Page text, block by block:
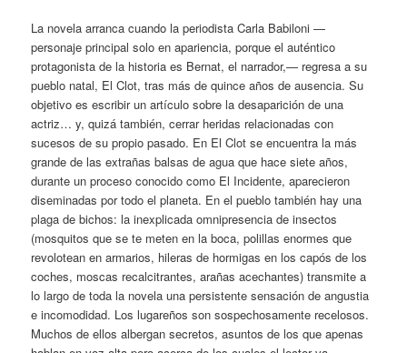
La novela arranca cuando la periodista Carla Babiloni —
personaje principal solo en apariencia, porque el auténtico
protagonista de la historia es Bernat, el narrador,— regresa a su
pueblo natal, El Clot, tras más de quince años de ausencia. Su
objetivo es escribir un artículo sobre la desaparición de una
actriz… y, quizá también, cerrar heridas relacionadas con
sucesos de su propio pasado. En El Clot se encuentra la más
grande de las extrañas balsas de agua que hace siete años,
durante un proceso conocido como El Incidente, aparecieron
diseminadas por todo el planeta. En el pueblo también hay una
plaga de bichos: la inexplicada omnipresencia de insectos
(mosquitos que se te meten en la boca, polillas enormes que
revolotean en armarios, hileras de hormigas en los capós de los
coches, moscas recalcitrantes, arañas acechantes) transmite a
lo largo de toda la novela una persistente sensación de angustia
e incomodidad. Los lugareños son sospechosamente recelosos.
Muchos de ellos albergan secretos, asuntos de los que apenas